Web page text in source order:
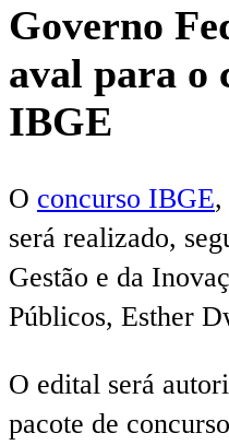
Governo
aval para o
IBGE
O concurso IBGE,
será realizado,
Gestão e da
Públicos, Esther
O edital será
pacote de